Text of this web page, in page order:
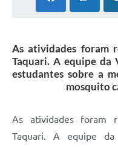
As atividades foram
Taquari. A equipe
estudantes sobre a
mosquito
As atividades foram
Taquari. A equipe